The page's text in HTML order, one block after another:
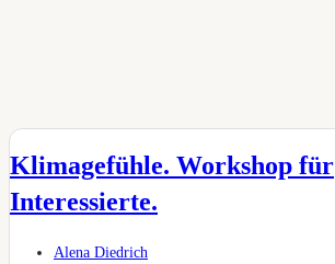
Klimagefühle. Workshop für
Interessierte.
Beitrags-
Alena Diedrich